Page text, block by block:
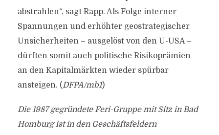
abstrahlen“, sagt Rapp. Als Folge interner
Spannungen und erhöhter geostrategischer
Unsicherheiten – ausgelöst von den U-USA –
dürften somit auch politische Risikoprämien
an den Kapitalmärkten wieder spürbar
ansteigen. (DFPA/mb1)
Die 1987 gegründete Feri-Gruppe mit Sitz in Bad
Homburg ist in den Geschäftsfeldern